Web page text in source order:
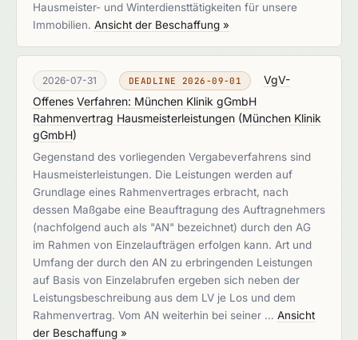
Hausmeister- und Winterdiensttätigkeiten für unsere
Immobilien. Ansicht der Beschaffung »
2026-07-31 DEADLINE 2026-09-01
VgV-
Offenes Verfahren: München Klinik gGmbH
Rahmenvertrag Hausmeisterleistungen (München Klinik
gGmbH)
Gegenstand des vorliegenden Vergabeverfahrens sind
Hausmeisterleistungen. Die Leistungen werden auf
Grundlage eines Rahmenvertrages erbracht, nach
dessen Maßgabe eine Beauftragung des Auftragnehmers
(nachfolgend auch als "AN" bezeichnet) durch den AG
im Rahmen von Einzelaufträgen erfolgen kann. Art und
Umfang der durch den AN zu erbringenden Leistungen
auf Basis von Einzelabrufen ergeben sich neben der
Leistungsbeschreibung aus dem LV je Los und dem
Rahmenvertrag. Vom AN weiterhin bei seiner … Ansicht
der Beschaffung »